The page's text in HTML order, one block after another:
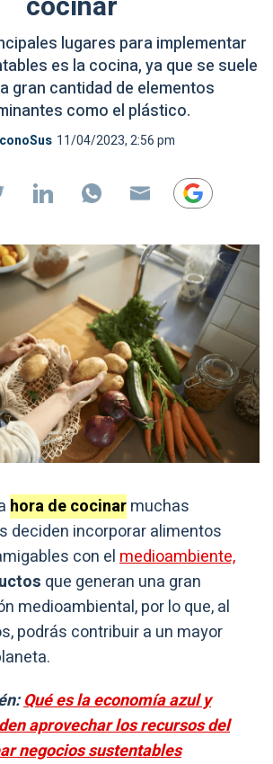
lugares para implementar
es la cocina, ya que se suele
gran cantidad de elementos
como el plástico.
11/04/2023, 2:56 pm
hora de cocinarmuchas
deciden incorporar alimentos
con elmedioambiente,
que generan una gran
medioambiental, por lo que, al
podrás contribuir a un mayor
Qué es la economía azul y
aprovechar los recursos del
negocios sustentables